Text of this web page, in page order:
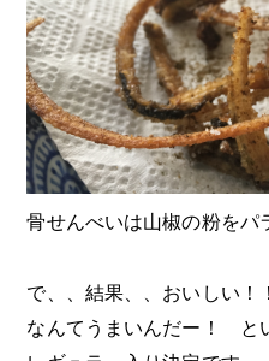
骨せんべいは山椒の粉をパ
で、、結果、、おいしい！
なんてうまいんだー！ と